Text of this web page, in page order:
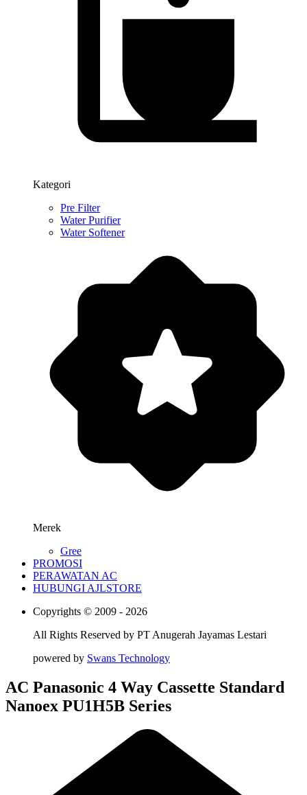
Kategori
Pre Filter
Water Purifier
Water Softener
Merek
Gree
PROMOSI
PERAWATAN AC
HUBUNGI AJLSTORE
Copyrights © 2009 - 2026
All Rights Reserved by PT Anugerah Jayamas Lestari
powered by Swans Technology
AC Panasonic 4 Way Cassette Standard
Nanoex PU1H5B Series